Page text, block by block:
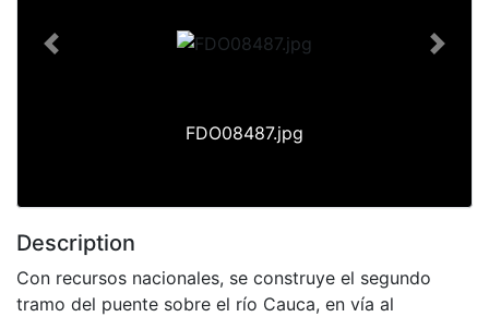
FDO08487.jpg
Previous Next
Description
Con recursos nacionales, se construye el segundo
tramo del puente sobre el río Cauca, en vía al